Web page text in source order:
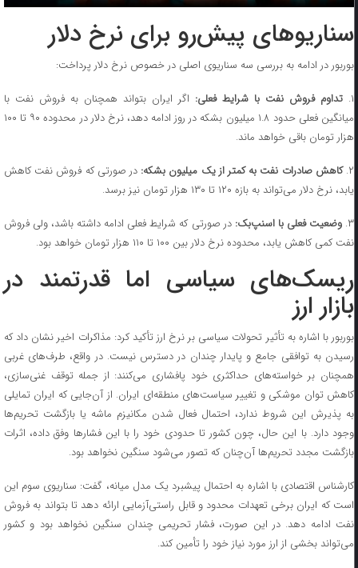
سناریوهای پیش‌رو برای نرخ دلار
بوربور در ادامه به بررسی سه سناریوی اصلی در خصوص نرخ دلار پرداخت:
تداوم فروش نفت با شرایط فعلی:اگر ایران بتواند همچنان به فروش نفت با
میانگین فعلی حدود ۱.۸ میلیون بشکه در روز ادامه دهد، نرخ دلار در محدوده ۹۰ تا ۱۰۰
هزار تومان باقی خواهد ماند.
۲. کاهش صادرات نفت به کمتر از یک میلیون بشکه:در صورتی که فروش نفت کاهش
یابد، نرخ دلار می‌تواند به بازه ۱۲۰ تا ۱۳۰ هزار تومان نیز برسد.
۳. وضعیت فعلی با اسنپ‌بک:در صورتی که شرایط فعلی ادامه داشته باشد، ولی فروش
نفت کمی کاهش یابد، محدوده نرخ دلار بین ۱۰۰ تا ۱۱۰ هزار تومان خواهد بود.
ریسک‌های سیاسی اما قدرتمند در
بازار ارز
بوربور با اشاره به تأثیر تحولات سیاسی بر نرخ ارز تأکید کرد: مذاکرات اخیر نشان داد که
رسیدن به توافقی جامع و پایدار چندان در دسترس نیست. در واقع، طرف‌های غربی
همچنان بر خواسته‌های حداکثری خود پافشاری می‌کنند: از جمله توقف غنی‌سازی،
کاهش توان موشکی و تغییر سیاست‌های منطقه‌ای ایران. از آن‌جایی که ایران تمایلی
به پذیرش این شروط ندارد، احتمال فعال شدن مکانیزم ماشه یا بازگشت تحریم‌ها
وجود دارد. با این حال، چون کشور تا حدودی خود را با این فشارها وفق داده، اثرات
بازگشت مجدد تحریم‌ها آن‌چنان که تصور می‌شود سنگین نخواهد بود.
کارشناس اقتصادی با اشاره به احتمال پیشبرد یک مدل میانه، گفت: سناریوی سوم این
است که ایران برخی تعهدات محدود و قابل راستی‌آزمایی ارائه دهد تا بتواند به فروش
نفت ادامه دهد. در این صورت، فشار تحریمی چندان سنگین نخواهد بود و کشور
می‌تواند بخشی از ارز مورد نیاز خود را تأمین کند.